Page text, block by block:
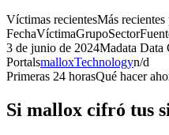
Víctimas recientesMás
FechaVíctimaGrupoSector
3 de junio de 2024Madata Data
PortalsmalloxTechnologyn/d
Primeras 24 horasQué hacer
Si mallox cifró tus